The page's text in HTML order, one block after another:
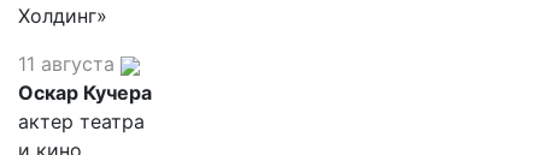
Холдинг»
11 августа
Оскар Кучера
актер театра
и кино,